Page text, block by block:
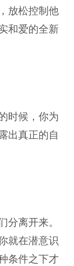
放松控制他
和爱的全新
时候，你为
出真正的自
离开来。
就在潜意识
条件之下才